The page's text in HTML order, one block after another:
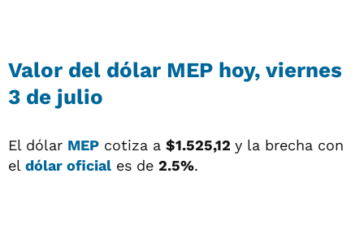
Valor del dólar MEP hoy, viernes
3 de julio
El dólar MEP cotiza a $1.525,12 y la brecha con
el dólar oficial es de 2.5%.